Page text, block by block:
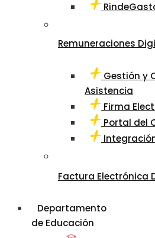
Remuneraciones
Gestión y
Asistencia
Firma
Portal del
Factura Electrónica
Departamento
de Educación